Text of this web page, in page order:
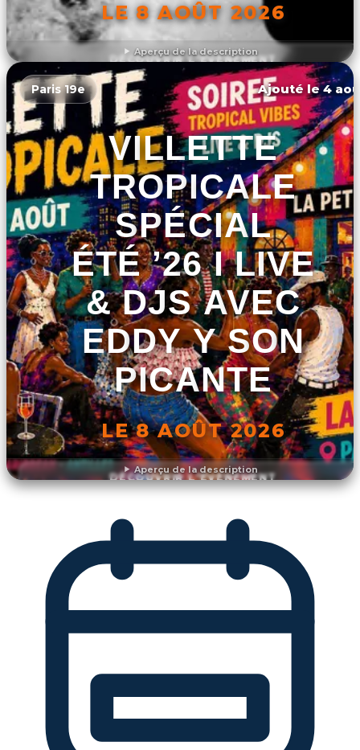
Aperçu de la description
LE 8 AOÛT 2026
DÉCOUVRIR L'ÉVÉNEMENT
Aperçu de la description
Paris 19e Ajouté le 4
VILLETTE
TROPICALE
SPÉCIAL
ÉTÉ ’26 I LIVE
& DJS AVEC
EDDY Y SON
PICANTE
LE 8 AOÛT 2026
DÉCOUVRIR L'ÉVÉNEMENT